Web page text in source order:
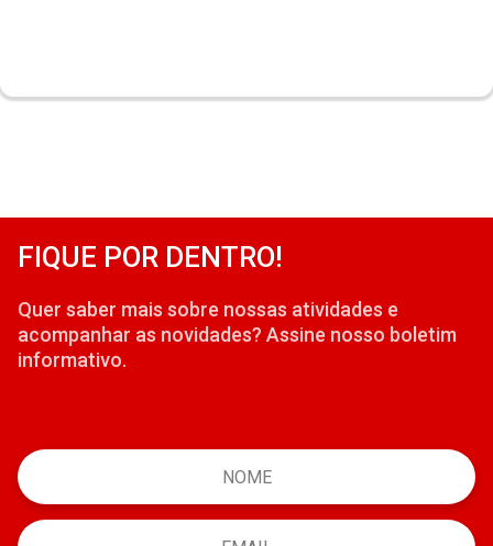
FIQUE POR DENTRO!
Quer saber mais sobre nossas atividades e
acompanhar as novidades? Assine nosso boletim
informativo.